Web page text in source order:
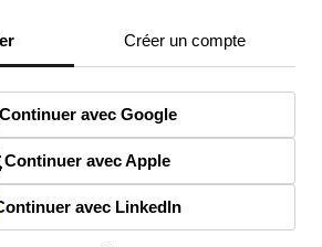
Créer un compte
Continuer avec Google
Continuer avec Apple
avec LinkedIn